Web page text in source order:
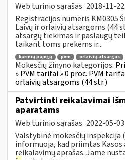
Web turinio sąrašas 2018-11-22
Registracijos numeris KM0305
Laivų ir orlaivių atsargoms (44
atsargų tiekimas ir paslaugų
taikant toms prekėms ir...
karinių pajėgų pvm orlaivių atsargos
Mokesčių žinyno kategorijos:
» PVM tarifai » 0 proc. PVM
orlaivių atsargoms (44 str.)
Patvirtinti reikalavimai
aparatams
Web turinio sąrašas 2022-05-03
Valstybinė mokesčių inspekcija
informuoja, kad priimtas
reikalavimų aprašas. Jame